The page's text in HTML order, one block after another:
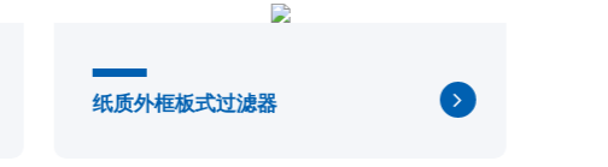
纸质外框板式过滤器